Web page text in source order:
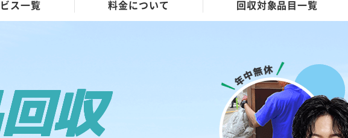
ス一覧 料金について 回収対象品目一覧
収